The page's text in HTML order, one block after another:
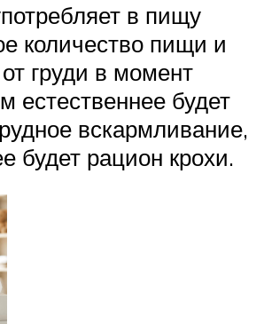
в пищу
количество пищи и
груди в момент
естественнее будет
вскармливание,
будет рацион крохи.